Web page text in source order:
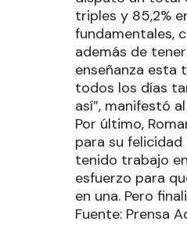
triples y 85,2%
fundamentales,
además de
enseñanza esta
todos los días
así”, manifestó
Por último,
para su
tenido trabajo
esfuerzo para
en una. Pero
Fuente: Prensa